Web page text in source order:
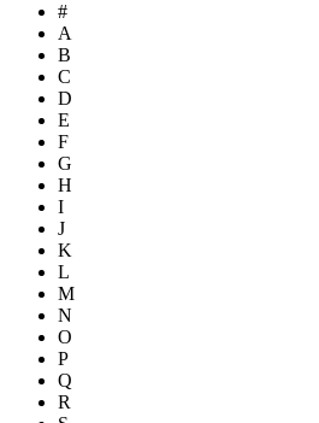
#
A
B
C
D
E
F
G
H
I
J
K
L
M
N
O
P
Q
R